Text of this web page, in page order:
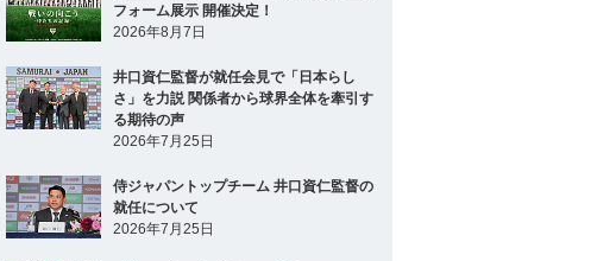
フォーム展示 開催決定！
2026年8月7日
井口資仁監督が就任会見で「日本らし
さ」を力説 関係者から球界全体を牽引す
る期待の声
2026年7月25日
侍ジャパントップチーム 井口資仁監督の
就任について
2026年7月25日